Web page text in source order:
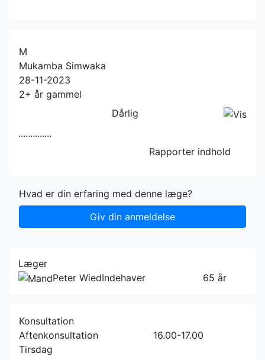
M
Mukamba Simwaka
28-11-2023
2+ år gammel
Dårlig
..............
Rapporter indhold
Hvad er din erfaring med denne læge?
Giv din anmeldelse
Læger
Peter WiedIndehaver 65 år
Konsultation
Aftenkonsultation
16.00-17.00
Tirsdag